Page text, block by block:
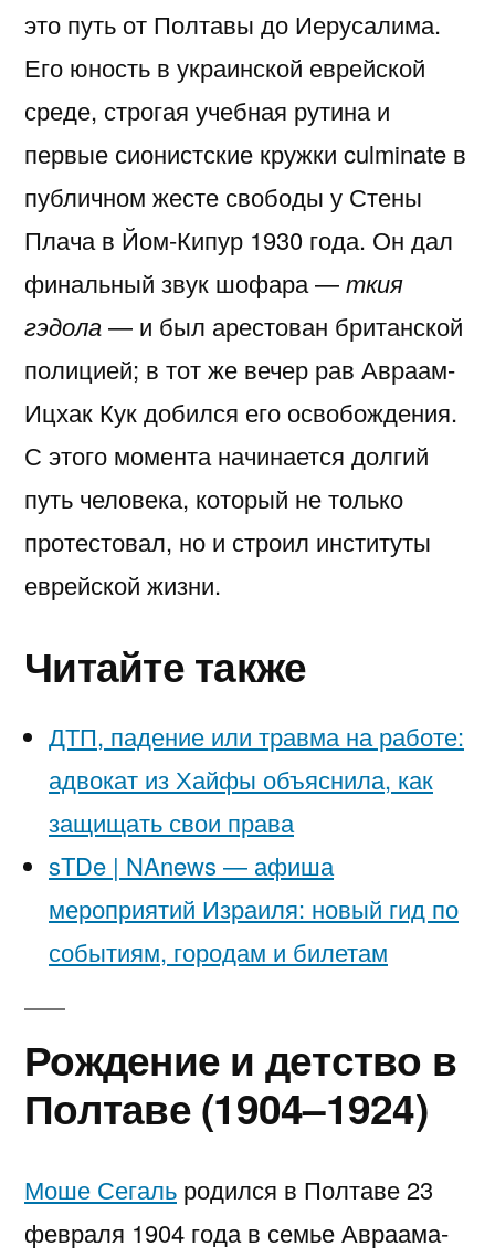
это путь от Полтавы до Иерусалима.
Его юность в украинской еврейской
среде, строгая учебная рутина и
первые сионистские кружки culminate в
публичном жесте свободы у Стены
Плача в Йом-Кипур 1930 года. Он дал
финальный звук шофара —ткия
гэдола— и был арестован британской
полицией; в тот же вечер рав Авраам-
Ицхак Кук добился его освобождения.
С этого момента начинается долгий
путь человека, который не только
протестовал, но и строил институты
еврейской жизни.
Читайте также
ДТП, падение или травма на работе:
адвокат из Хайфы объяснила, как
защищать свои права
sTDe | NAnews — афиша
мероприятий Израиля: новый гид по
событиям, городам и билетам
Рождение и детство в
Полтаве (1904–1924)
Моше Сегаль родился в Полтаве 23
февраля 1904 года в семье Авраама-